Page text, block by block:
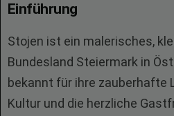
Einführung
Stojen ist ein malerisches,
Bundesland Steiermark in
bekannt für ihre zauberhafte
Kultur und die herzliche